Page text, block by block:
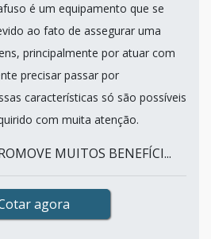
é um equipamento que se
ao fato de assegurar uma
principalmente por atuar com
precisar passar por
características só são possíveis
com muita atenção.
MUITOS BENEFÍCI...
agora